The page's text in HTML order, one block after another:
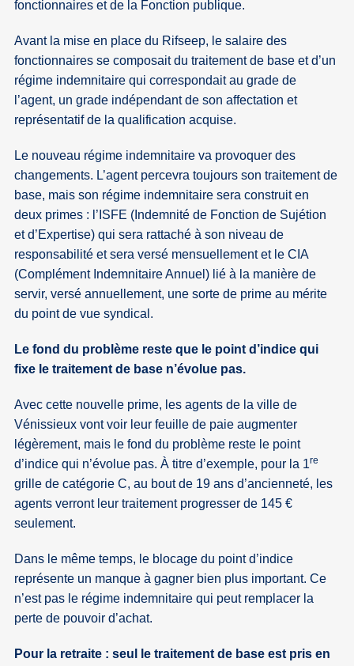
fonctionnaires et de la Fonction publique.
Avant la mise en place du Rifseep, le salaire des
fonctionnaires se composait du traitement de base et d’un
régime indemnitaire qui correspondait au grade de
l’agent, un grade indépendant de son affectation et
représentatif de la qualification acquise.
Le nouveau régime indemnitaire va provoquer des
changements. L’agent percevra toujours son traitement de
base, mais son régime indemnitaire sera construit en
deux primes : l’ISFE (Indemnité de Fonction de Sujétion
et d’Expertise) qui sera rattaché à son niveau de
responsabilité et sera versé mensuellement et le CIA
(Complément Indemnitaire Annuel) lié à la manière de
servir, versé annuellement, une sorte de prime au mérite
du point de vue syndical.
Le fond du problème reste que le point d’indice qui
fixe le traitement de base n’évolue pas.
Avec cette nouvelle prime, les agents de la ville de
Vénissieux vont voir leur feuille de paie augmenter
légèrement, mais le fond du problème reste le point
d’indice qui n’évolue pas. À titre d’exemple, pour la 1re
grille de catégorie C, au bout de 19 ans d’ancienneté, les
agents verront leur traitement progresser de 145 €
seulement.
Dans le même temps, le blocage du point d’indice
représente un manque à gagner bien plus important. Ce
n’est pas le régime indemnitaire qui peut remplacer la
perte de pouvoir d’achat.
Pour la retraite : seul le traitement de base est pris en